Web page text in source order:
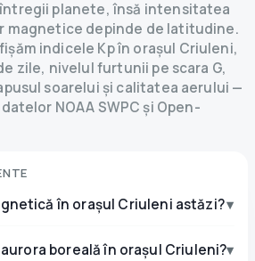
planete, însă intensitatea
magnetice depinde de latitudine.
indicele Kp în orașul Criuleni,
zile, nivelul furtunii pe scara G,
soarelui și calitatea aerului —
NOAA SWPC și Open-
în orașul Criuleni astăzi?▾
boreală în orașul Criuleni?▾